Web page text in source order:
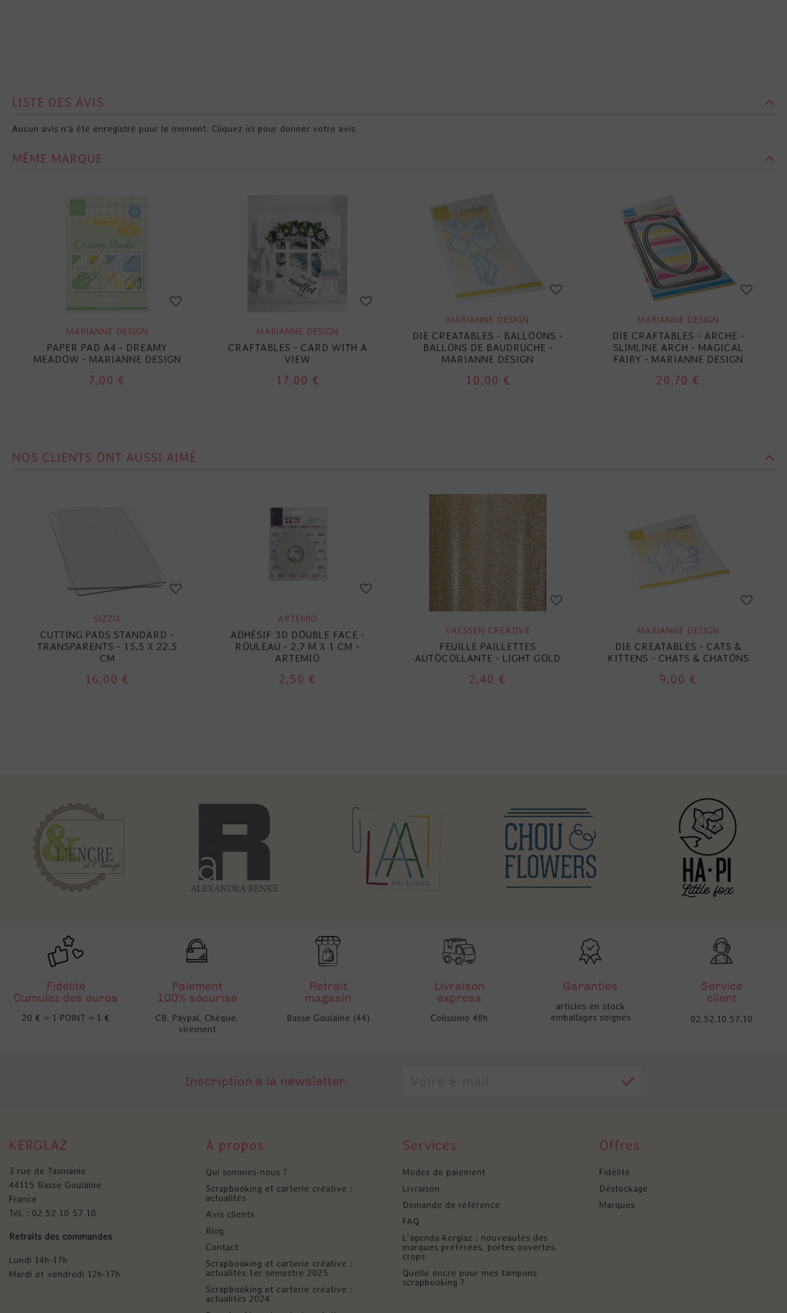
LISTE DES AVIS
Aucun avis n'a été enregistré pour le moment. Cliquez ici pour donner votre avis.
MÊME MARQUE
MARIANNE DESIGN
PAPER PAD A4 - DREAMY
MEADOW - MARIANNE DESIGN
7,00 €
MARIANNE DESIGN
CRAFTABLES - CARD WITH A
VIEW
17,00 €
MARIANNE DESIGN
DIE CREATABLES - BALLOONS -
BALLONS DE BAUDRUCHE -
MARIANNE DESIGN
10,00 €
MARIANNE DESIGN
DIE CRAFTABLES - ARCHE -
SLIMLINE ARCH - MAGICAL
FAIRY - MARIANNE DESIGN
20,70 €
NOS CLIENTS ONT AUSSI AIMÉ
SIZZIX
CUTTING PADS STANDARD -
TRANSPARENTS - 15,5 X 22,5
CM
16,00 €
ARTEMIO
ADHÉSIF 3D DOUBLE FACE -
ROULEAU - 2,7 M X 1 CM -
ARTEMIO
2,50 €
VAESSEN CREATIVE
FEUILLE PAILLETTES
AUTOCOLLANTE - LIGHT GOLD
2,40 €
MARIANNE DESIGN
DIE CREATABLES - CATS &
KITTENS - CHATS & CHATONS
9,00 €
Fidélité
Cumulez des euros
20 € = 1 POINT = 1 €
Paiement
100% sécurisé
CB, Paypal, Chèque,
virement
Retrait
magasin
Basse Goulaine (44)
Livraison
express
Colissimo 48h
Garanties
articles en stock
emballages soignés
Service
client
02.52.10.57.10
Inscription à la newsletter
KERGLAZ
3 rue de Tasmanie
44115 Basse Goulaine
France
Tél. : 02 52 10 57 10
Retraits des commandes
Lundi 14h-17h
Mardi et vendredi 12h-17h
À propos
Qui sommes-nous ?
Scrapbooking et carterie créative :
actualités
Avis clients
Blog
Contact
Scrapbooking et carterie créative :
actualités 1er semestre 2025
Scrapbooking et carterie créative :
actualités 2024
Services
Modes de paiement
Livraison
Demande de référence
FAQ
L'agenda Kerglaz : nouveautés des
marques préférées, portes ouvertes,
crops
Quelle encre pour mes tampons
scrapbooking ?
Offres
Fidélité
Déstockage
Marques